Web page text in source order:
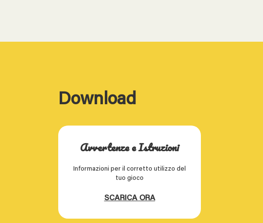
Download
Avvertenze e Istruzioni
Informazioni per il corretto utilizzo del
tuo gioco
SCARICA ORA